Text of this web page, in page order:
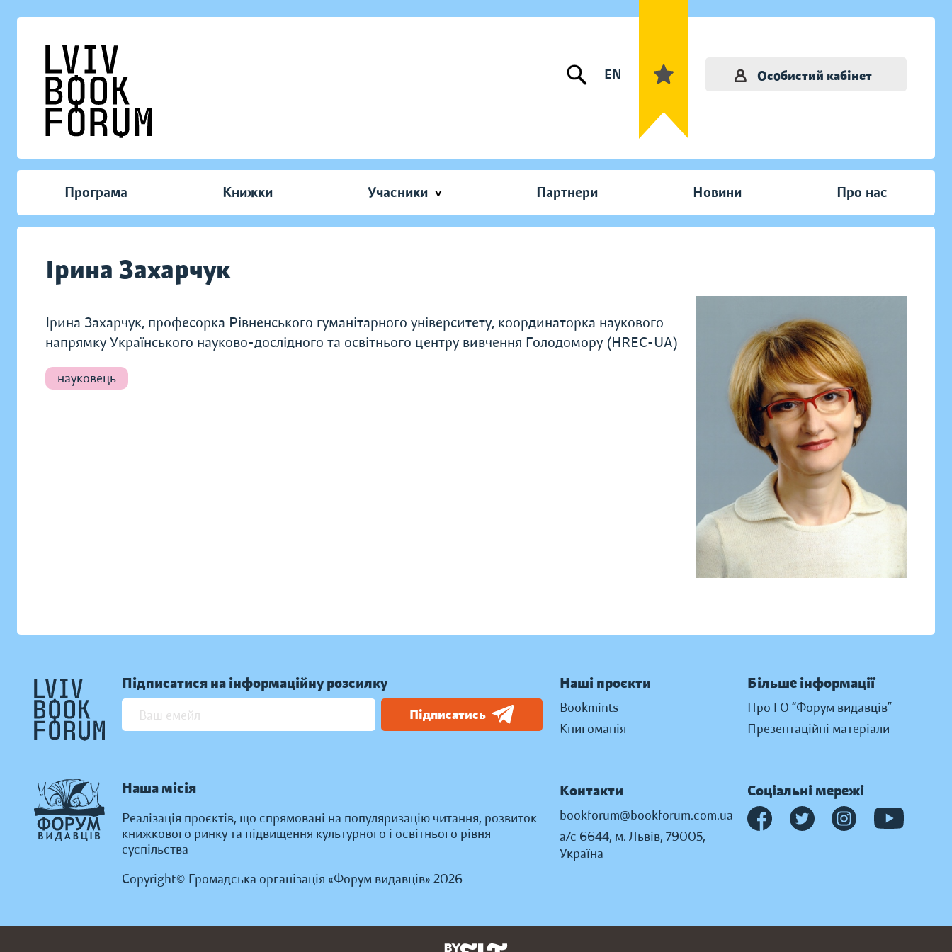
EN Особистий кабінет
Програма Книжки Учасники Партнери Новини Про нас
Ірина Захарчук
Ірина Захарчук, професорка Рівненського гуманітарного університету, координаторка наукового
напрямку Українського науково-дослідного та освітнього центру вивчення Голодомору (HREC-UA)
науковець
Підписатися на інформаційну розсилку
Підписатись
Наша місія
Реалізація проєктів, що спрямовані на популяризацію читання, розвиток
книжкового ринку та підвищення культурного і освітнього рівня
суспільства
Copyright© Громадська організація «Форум видавців» 2026
Наші проєкти
Bookmints
Книгоманія
Більше інформації
Про ГО “Форум видавців”
Презентаційні матеріали
Контакти
bookforum@bookforum.com.ua
а/с 6644, м. Львів, 79005,
Україна
Соціальні мережі